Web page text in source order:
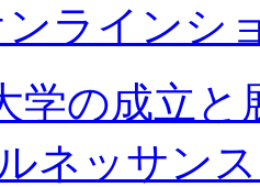
ンラインシ
学の成立
ネッサン